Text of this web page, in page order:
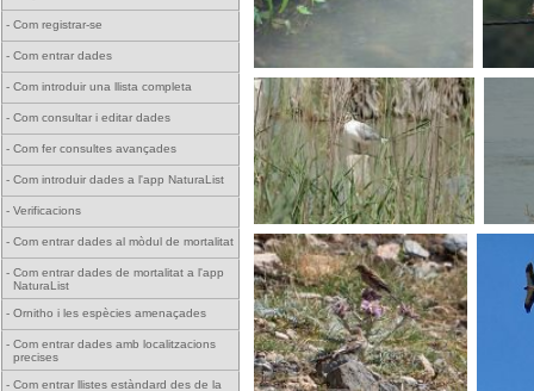
- Com registrar-se
- Com entrar dades
- Com introduir una llista completa
- Com consultar i editar dades
- Com fer consultes avançades
- Com introduir dades a l'app NaturaList
- Verificacions
- Com entrar dades al mòdul de mortalitat
- Com entrar dades de mortalitat a l'app
NaturaList
- Ornitho i les espècies amenaçades
- Com entrar dades amb localitzacions
precises
- Com entrar llistes estàndard des de la